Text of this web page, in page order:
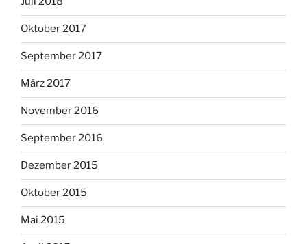
Oktober 2017
September 2017
März 2017
November 2016
September 2016
Dezember 2015
Oktober 2015
Mai 2015